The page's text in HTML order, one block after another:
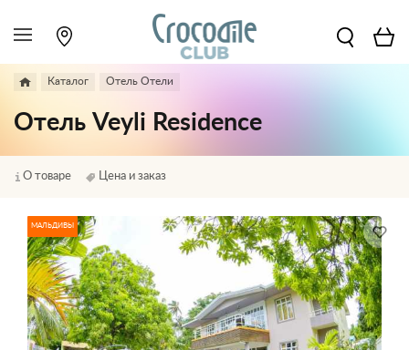
Каталог Отель Отели
Отель Veyli Residence
О товаре Цена и заказ
МАЛЬДИВЫ